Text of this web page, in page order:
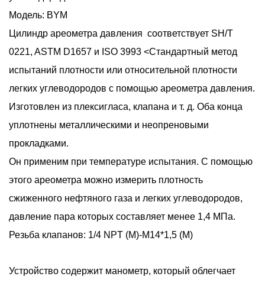
Модель: BYM
Цилиндр ареометра давления соответствует SH/T
0221, ASTM D1657 и ISO 3993 <Стандартный метод
испытаний плотности или относительной плотности
легких углеводородов с помощью ареометра давления.
Изготовлен из плексигласа, клапана и т. д. Оба конца
уплотнены металлическими и неопреновыми
прокладками.
Он применим при температуре испытания. С помощью
этого ареометра можно измерить плотность
сжиженного нефтяного газа и легких углеводородов,
давление пара которых составляет менее 1,4 МПа.
Резьба клапанов: 1/4 NPT (M)-M14*1,5 (M)
Устройство содержит манометр, который облегчает